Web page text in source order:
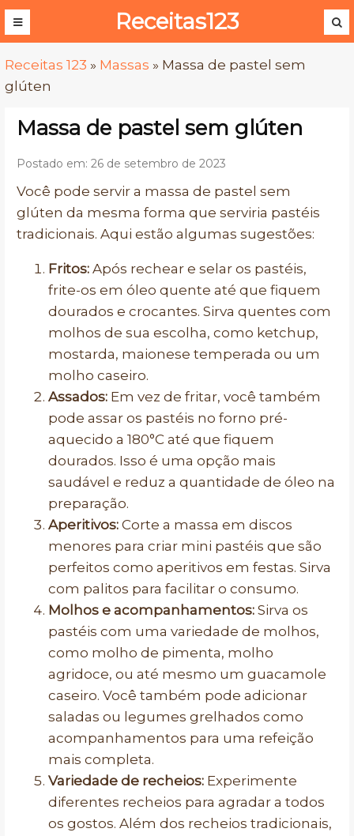
Receitas123
Receitas 123 » Massas » Massa de pastel sem
glúten
Massa de pastel sem glúten
Postado em: 26 de setembro de 2023
Você pode servir a massa de pastel sem
glúten da mesma forma que serviria pastéis
tradicionais. Aqui estão algumas sugestões:
Fritos: Após rechear e selar os pastéis,
frite-os em óleo quente até que fiquem
dourados e crocantes. Sirva quentes com
molhos de sua escolha, como ketchup,
mostarda, maionese temperada ou um
molho caseiro.
Assados: Em vez de fritar, você também
pode assar os pastéis no forno pré-
aquecido a 180°C até que fiquem
dourados. Isso é uma opção mais
saudável e reduz a quantidade de óleo na
preparação.
Aperitivos: Corte a massa em discos
menores para criar mini pastéis que são
perfeitos como aperitivos em festas. Sirva
com palitos para facilitar o consumo.
Molhos e acompanhamentos: Sirva os
pastéis com uma variedade de molhos,
como molho de pimenta, molho
agridoce, ou até mesmo um guacamole
caseiro. Você também pode adicionar
saladas ou legumes grelhados como
acompanhamentos para uma refeição
mais completa.
Variedade de recheios: Experimente
diferentes recheios para agradar a todos
os gostos. Além dos recheios tradicionais,